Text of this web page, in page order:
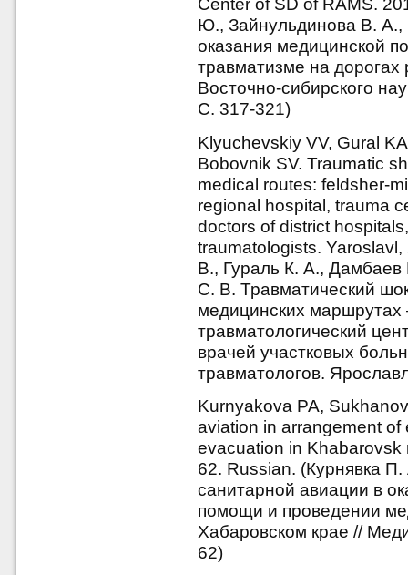
Center of SD of RAMS.
Ю., Зайнульдинова В.
оказания медицинской
травматизме на дорогах
Восточно-сибирского
С. 317-321)
Klyuchevskiy VV, Gural
Bobovnik SV. Traumatic
medical routes: feldsher-
regional hospital, trauma
doctors of district
traumatologists.
В., Гураль К. А.,
С. В. Травматический
медицинских
травматологический
врачей участковых
травматологов.
Kurnyakova PA,
aviation in arrangement
evacuation in Khabarovsk
62. Russian. (Курнявка
санитарной авиации в
помощи и проведении
Хабаровском крае //
62)